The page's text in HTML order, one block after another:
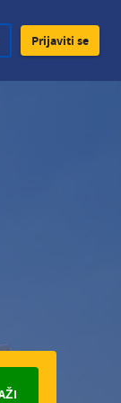
Prijaviti se